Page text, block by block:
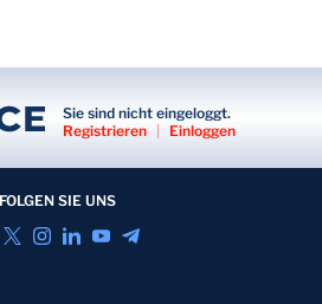
Sie sind nicht eingeloggt.
Registrieren
Einloggen
FOLGEN SIE UNS